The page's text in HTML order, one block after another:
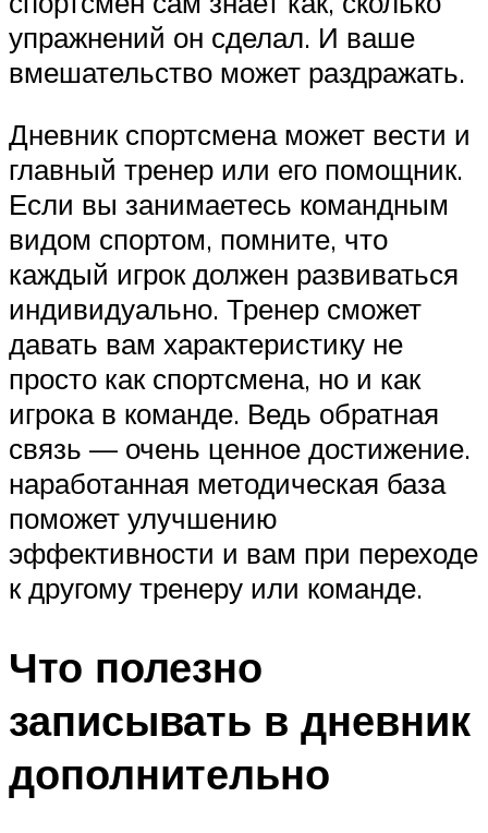
упражнений он сделал. И ваше
вмешательство может раздражать.
Дневник спортсмена может вести и
главный тренер или его помощник.
Если вы занимаетесь командным
видом спортом, помните, что
каждый игрок должен развиваться
индивидуально. Тренер сможет
давать вам характеристику не
просто как спортсмена, но и как
игрока в команде. Ведь обратная
связь — очень ценное достижение.
наработанная методическая база
поможет улучшению
эффективности и вам при переходе
к другому тренеру или команде.
Что полезно
записывать в дневник
дополнительно